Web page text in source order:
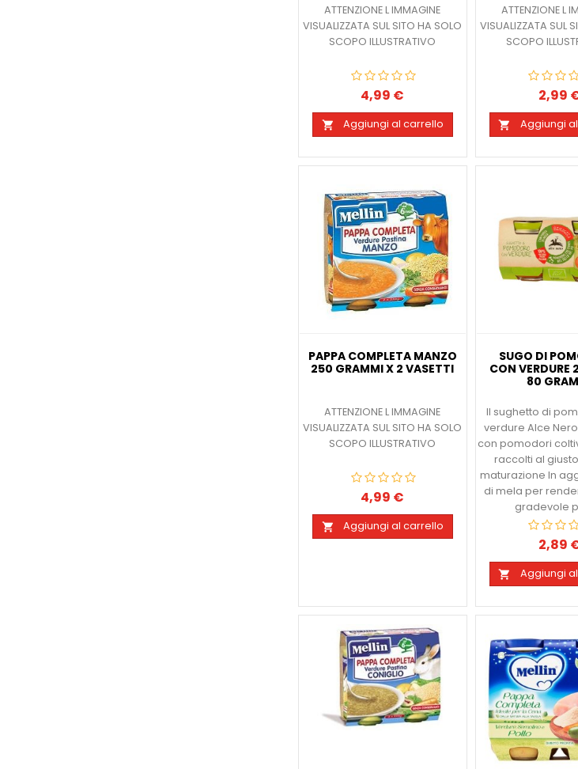
ATTENZIONE L IMMAGINE
VISUALIZZATA SUL SITO HA SOLO
SCOPO ILLUSTRATIVO
Prezzo
4,99 €
 Aggiungi al carrello
ATTENZIONE L
VISUALIZZATA SUL
SCOPO
Prezzo
2,99
 Aggiungi
PAPPA COMPLETA MANZO
250 GRAMMI X 2 VASETTI
ATTENZIONE L IMMAGINE
VISUALIZZATA SUL SITO HA SOLO
SCOPO ILLUSTRATIVO
Prezzo
4,99 €
 Aggiungi al carrello
SUGO DI
CON VERDURE
80
Il sughetto di
verdure Alce
con pomodori
raccolti al
maturazione In
di mela per
gradevole
Prezzo
2,89
 Aggiungi